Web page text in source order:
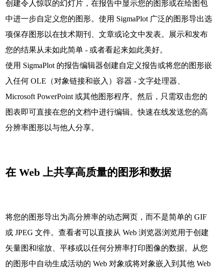
创建令人惊叹的幻灯片，在报告中显示您的图形或在绘图包
中进一步自定义您的图形。使用 SigmaPlot 广泛的图形导出选
项保存图形以在技术期刊、文章或论文中发表。展示和发布
您的结果从未如此简单 - 或者看起来如此美好。
使用 SigmaPlot 的报告编辑器创建自定义报告或将您的图形嵌
入任何 OLE（对象链接和嵌入）容器 - 文字处理器、
Microsoft PowerPoint 或其他图形程序。然后，只需双击您的
图表即可直接在您的文档中进行编辑。快速在线发送您的高
分辨率图形以与他人分享。
在 Web 上共享高质量的图形和数据
将您的图形导出为高分辨率的动态网页，而不是简单的 GIF
或 JPEG 文件。查看者可以直接从 Web 浏览器浏览用于创建
矢量图和缩放、平移或以任何分辨率打印图像的数据。从您
的图形中自动生成活动的 Web 对象或将对象嵌入到其他 Web